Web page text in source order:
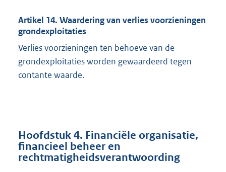
Artikel 14. Waardering van verlies voorzieningen
grondexploitaties
Verlies voorzieningen ten behoeve van de
grondexploitaties worden gewaardeerd tegen
contante waarde.
Hoofdstuk 4. Financiële organisatie,
financieel beheer en
rechtmatigheidsverantwoording